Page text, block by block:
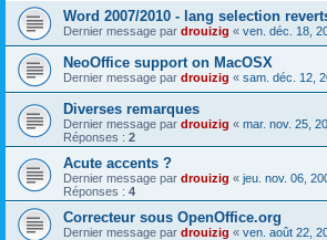
Word 2007/2010 - lang selection
Dernier message par drouizig « ven. déc. 18,
NeoOffice support on MacOSX
Dernier message par drouizig « sam. déc. 12,
Diverses remarques
Dernier message par drouizig « mar. nov. 25,
Réponses : 2
Acute accents ?
Dernier message par drouizig « jeu. nov. 06,
Réponses : 4
Correcteur sous OpenOffice.org
Dernier message par drouizig « ven. août 22,